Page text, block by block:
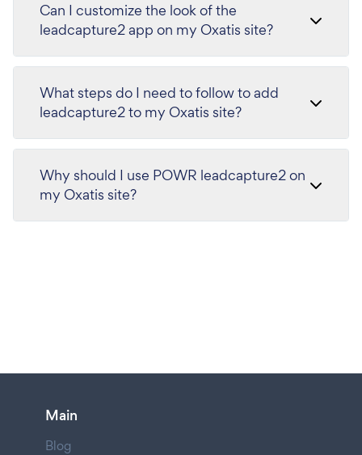
Can I customize the look of the
leadcapture2 app on my Oxatis site?
What steps do I need to follow to add
leadcapture2 to my Oxatis site?
Why should I use POWR leadcapture2 on
my Oxatis site?
Main
Blog